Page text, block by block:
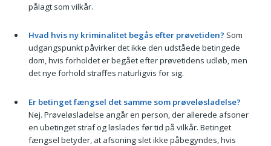
pålagt som vilkår.
Hvad hvis ny kriminalitet begås efter prøvetiden? Som
udgangspunkt påvirker det ikke den udståede betingede
dom, hvis forholdet er begået efter prøvetidens udløb, men
det nye forhold straffes naturligvis for sig.
Er betinget fængsel det samme som prøveløsladelse?
Nej. Prøveløsladelse angår en person, der allerede afsoner
en ubetinget straf og løslades før tid på vilkår. Betinget
fængsel betyder, at afsoning slet ikke påbegyndes, hvis